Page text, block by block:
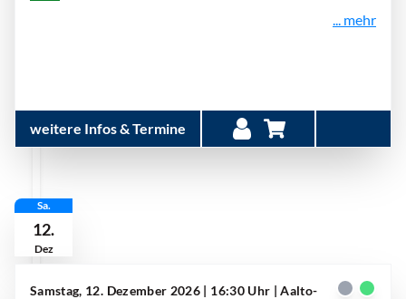
... mehr
weitere Infos & Termine
Sa.
12.
Dez
Samstag, 12. Dezember 2026 | 16:30 Uhr | Aalto-